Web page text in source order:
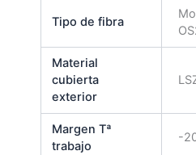
Tipo de fibra
Material
cubierta
exterior
Margen Tª
trabajo
-